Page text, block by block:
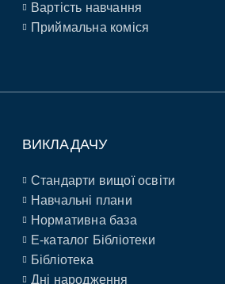
Вартість навчання
Приймальна коміся
ВИКЛАДАЧУ
Стандарти вищої освіти
Навчальні плани
Нормативна база
E-каталог Бібліотеки
Бібліотека
Дні народження